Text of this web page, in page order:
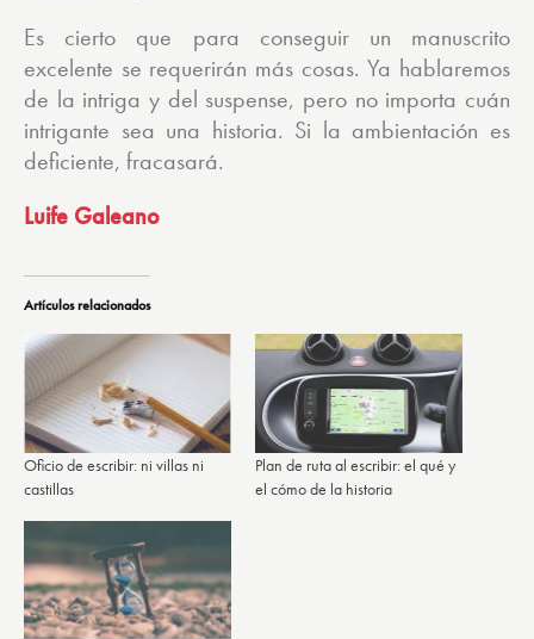
Es cierto que para conseguir un manuscrito
excelente se requerirán más cosas. Ya hablaremos
de la intriga y del suspense, pero no importa cuán
intrigante sea una historia. Si la ambientación es
deficiente, fracasará.
Luife Galeano
Artículos relacionados
Oficio de escribir: ni villas ni
castillas
Plan de ruta al escribir: el qué y
el cómo de la historia